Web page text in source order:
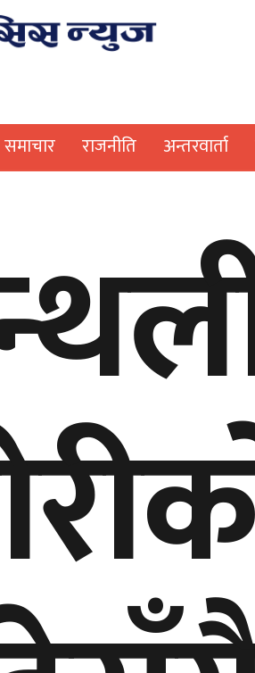
समाचार राजनीति अन्तरवार्ता